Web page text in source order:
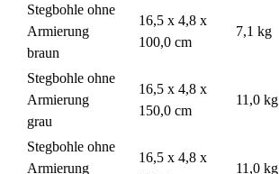
Stegbohle ohne
Armierung
braun
16,5 x 4,8 x
100,0 cm
7,1 kg
Stegbohle ohne
Armierung
grau
16,5 x 4,8 x
150,0 cm
11,0 kg
Stegbohle ohne
Armierung
16,5 x 4,8 x
11,0 kg